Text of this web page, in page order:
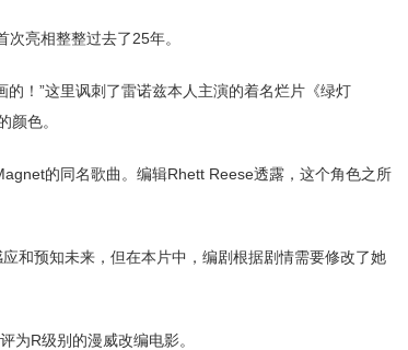
亮相整整过去了25年。
！”这里讽刺了雷诺兹本人主演的着名烂片《绿灯
颜色。
的同名歌曲。编辑Rhett Reese透露，这个角色之所
和预知未来，但在本片中，编剧根据剧情需要修改了她
为R级别的漫威改编电影。